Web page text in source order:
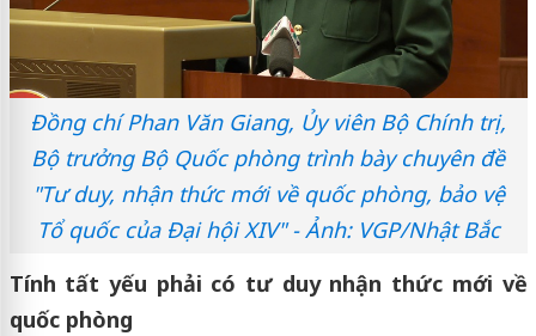
Đồng chí Phan Văn Giang, Ủy viên Bộ Chính trị,
Bộ trưởng Bộ Quốc phòng trình bày chuyên đề
"Tư duy, nhận thức mới về quốc phòng, bảo vệ
Tổ quốc của Đại hội XIV" - Ảnh: VGP/Nhật Bắc
Tính tất yếu phải có tư duy nhận thức mới về
quốc phòng